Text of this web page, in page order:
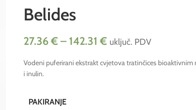
Belides
27.36€– 142.31€ uključ. PDV
Vodeni puferirani ekstrakt cvjetova tratinčices
i inulin.
PAKIRANJE